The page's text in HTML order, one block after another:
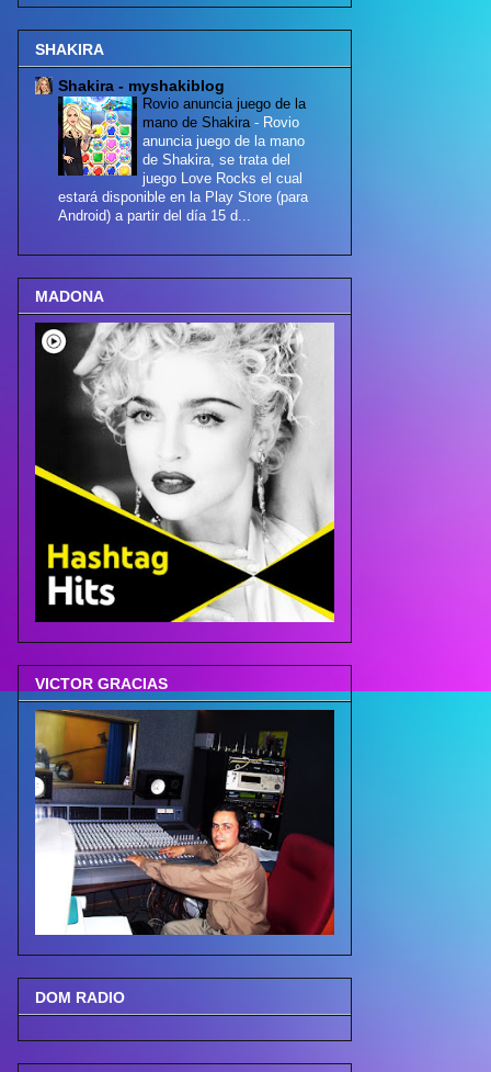
SHAKIRA
Shakira - myshakiblog
Rovio anuncia juego de la
mano de Shakira - Rovio
anuncia juego de la mano
de Shakira, se trata del
juego Love Rocks el cual
estará disponible en la Play Store (para
Android) a partir del día 15 d...
MADONA
VICTOR GRACIAS
DOM RADIO